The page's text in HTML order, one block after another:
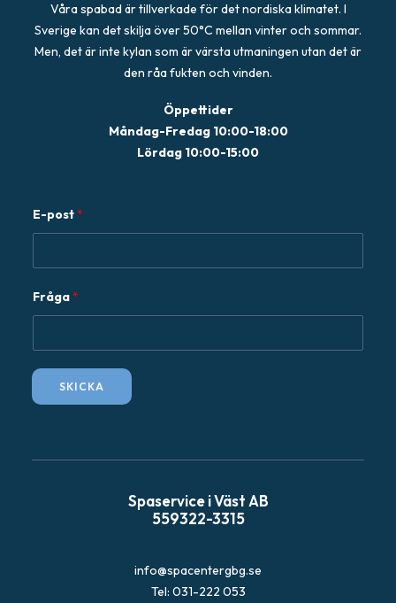
Våra spabad är tillverkade för det nordiska klimatet. I
Sverige kan det skilja över 50°C mellan vinter och sommar.
Men, det är inte kylan som är värsta utmaningen utan det är
den råa fukten och vinden.
Öppettider
Måndag-Fredag 10:00-18:00
Lördag 10:00-15:00
E-post*
g
a
E
o
Fråga*
SKICKA
Spaservice i Väst AB
559322-3315
info@spacentergbg.se
Tel: 031-222 053